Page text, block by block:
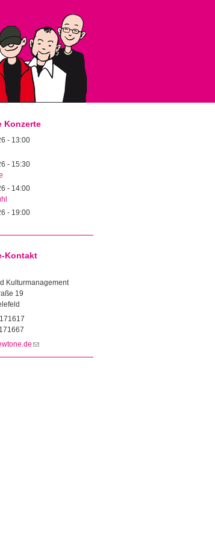
Konzerte
- 13:00
- 15:30
- 14:00
- 19:00
Kontakt
Kulturmanagement
19
(Link sendet E-Mail)